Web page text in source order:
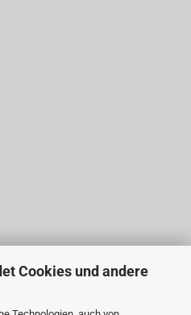
Cookies und andere